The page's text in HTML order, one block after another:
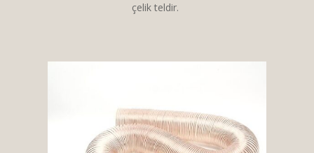
çelik teldir.